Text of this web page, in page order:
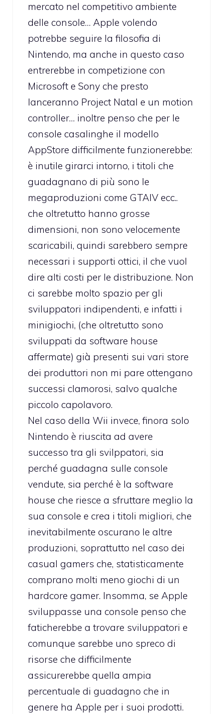
mercato nel competitivo ambiente
delle console… Apple volendo
potrebbe seguire la filosofia di
Nintendo, ma anche in questo caso
entrerebbe in competizione con
Microsoft e Sony che presto
lanceranno Project Natal e un motion
controller… inoltre penso che per le
console casalinghe il modello
AppStore difficilmente funzionerebbe:
è inutile girarci intorno, i titoli che
guadagnano di più sono le
megaproduzioni come GTAIV ecc..
che oltretutto hanno grosse
dimensioni, non sono velocemente
scaricabili, quindi sarebbero sempre
necessari i supporti ottici, il che vuol
dire alti costi per le distribuzione. Non
ci sarebbe molto spazio per gli
sviluppatori indipendenti, e infatti i
minigiochi, (che oltretutto sono
sviluppati da software house
affermate) già presenti sui vari store
dei produttori non mi pare ottengano
successi clamorosi, salvo qualche
piccolo capolavoro.
Nel caso della Wii invece, finora solo
Nintendo è riuscita ad avere
successo tra gli svilppatori, sia
perché guadagna sulle console
vendute, sia perché è la software
house che riesce a sfruttare meglio la
sua console e crea i titoli migliori, che
inevitabilmente oscurano le altre
produzioni, soprattutto nel caso dei
casual gamers che, statisticamente
comprano molti meno giochi di un
hardcore gamer. Insomma, se Apple
sviluppasse una console penso che
faticherebbe a trovare sviluppatori e
comunque sarebbe uno spreco di
risorse che difficilmente
assicurerebbe quella ampia
percentuale di guadagno che in
genere ha Apple per i suoi prodotti.